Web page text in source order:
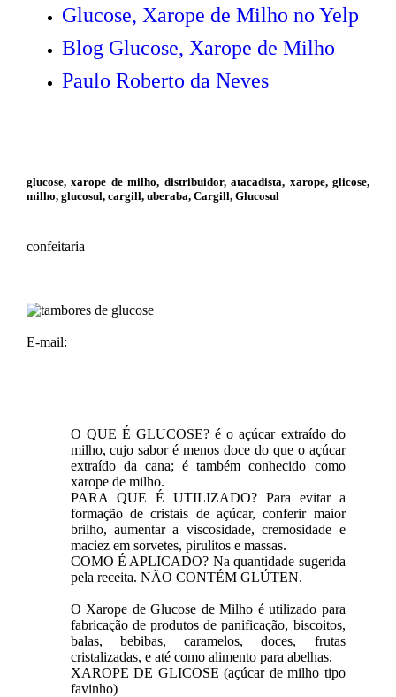
Glucose, Xarope de Milho no Yelp
Blog Glucose, Xarope de Milho
Paulo Roberto da Neves
glucose, xarope de milho, distribuidor, atacadista, xarope, glicose,
milho, glucosul, cargill, uberaba, Cargill, Glucosul
confeitaria
E-mail:
O QUE É GLUCOSE? é o açúcar extraído do
milho, cujo sabor é menos doce do que o açúcar
extraído da cana; é também conhecido como
xarope de milho.
PARA QUE É UTILIZADO? Para evitar a
formação de cristais de açúcar, conferir maior
brilho, aumentar a viscosidade, cremosidade e
maciez em sorvetes, pirulitos e massas.
COMO É APLICADO? Na quantidade sugerida
pela receita. NÃO CONTÉM GLÚTEN.
O Xarope de Glucose de Milho é utilizado para
fabricação de produtos de panificação, biscoitos,
balas, bebibas, caramelos, doces, frutas
cristalizadas, e até como alimento para abelhas.
XAROPE DE GLICOSE (açúcar de milho tipo
favinho)